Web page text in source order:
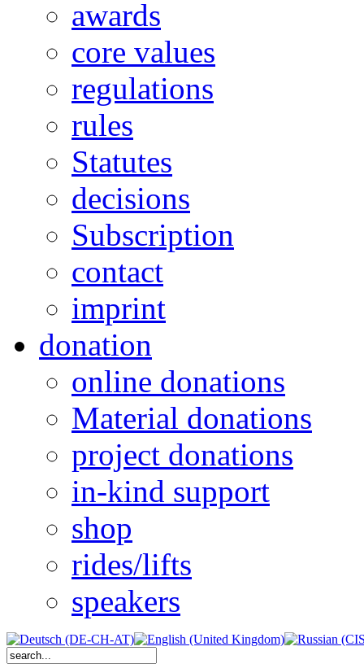
awards
core values
regulations
rules
Statutes
decisions
Subscription
contact
imprint
donation
online donations
Material donations
project donations
in-kind support
shop
rides/lifts
speakers